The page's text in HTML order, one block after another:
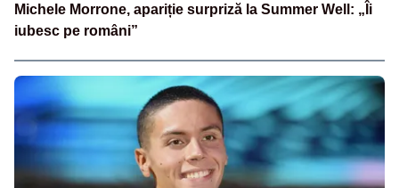
Michele Morrone, apariție surpriză la Summer Well: „Îi
iubesc pe români”